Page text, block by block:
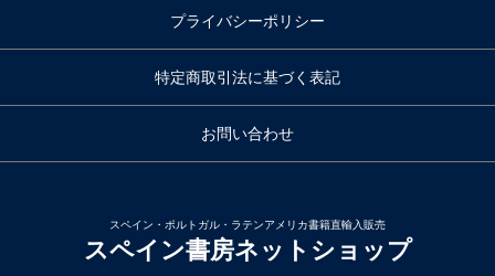
プライバシーポリシー
特定商取引法に基づく表記
お問い合わせ
スペイン・ポルトガル・ラテンアメリカ書籍直輸入販売
スペイン書房ネットショップ